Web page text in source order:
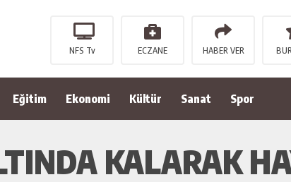
NFS Tv ECZANE HABER VER
Eğitim Ekonomi Kültür Sanat Spor
KALARAK